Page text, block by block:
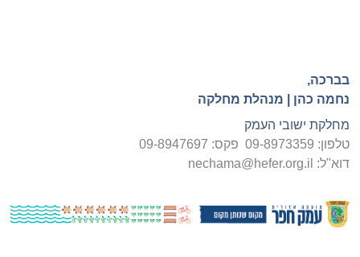
בברכה,
נחמה כהן | מנהלת מחלקה
מחלקת ישובי העמק
טלפון: 09-8973359 פקס: 09-8947697
דוא"ל: nechama@hefer.org.il